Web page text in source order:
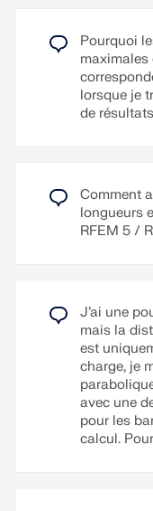
D’autres
l’utilisateur.
Des textes
que dans
Lire la suite
préalablement
avec un clic
isométrique.
Lire la suite
Pourquoi
lorsque je
de
Comment
longueurs
RFEM 5 /
J’ai une
mais la
est
charge, je
avec une
pour les
calcul.